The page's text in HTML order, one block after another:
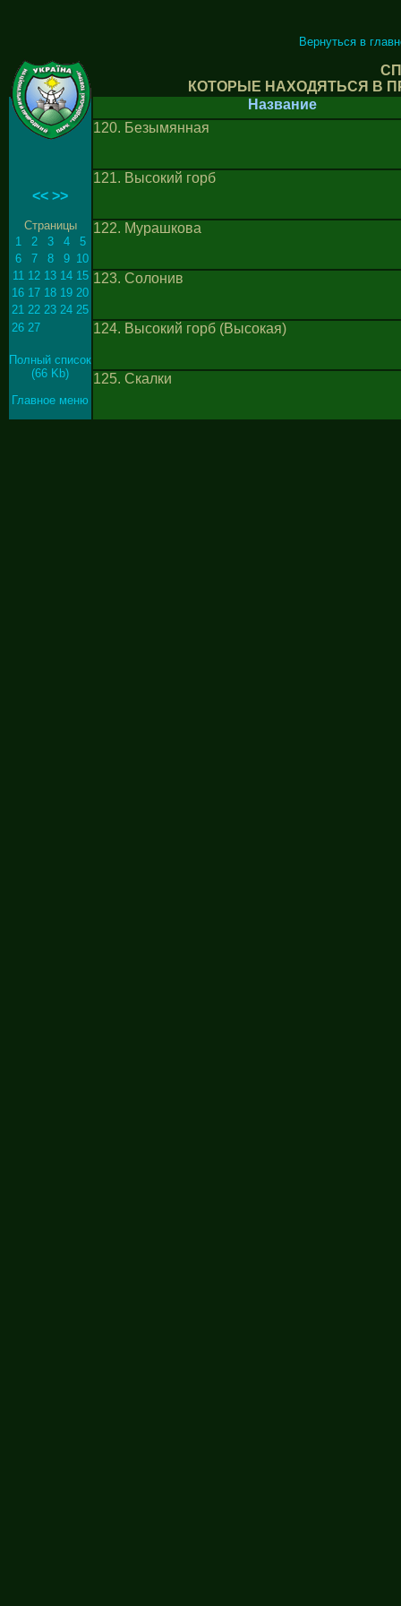
Вернуться в
КОТОРЫЕ НАХОДЯТЬСЯ В
<< >>
Страницы
1
2 3 4
5
6
7 8 9 10
11 12 13 14 15
16 17 18 19 20
21 22 23 24 25
26 27
Полный список
(66 Kb)
Главное меню
Название
120. Безымянная
121. Высокий горб
122. Мурашкова
123. Солонив
124. Высокий горб (Высокая)
125. Скалки